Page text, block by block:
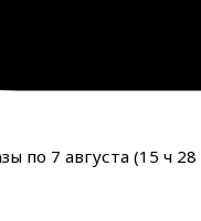
по 7 августа (15 ч 28